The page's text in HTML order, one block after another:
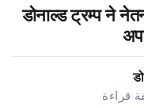
डोनाल्ड ट्रम्प ने